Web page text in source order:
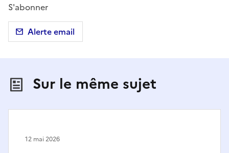
S'abonner
Alerte email
Sur le même sujet
12 mai 2026